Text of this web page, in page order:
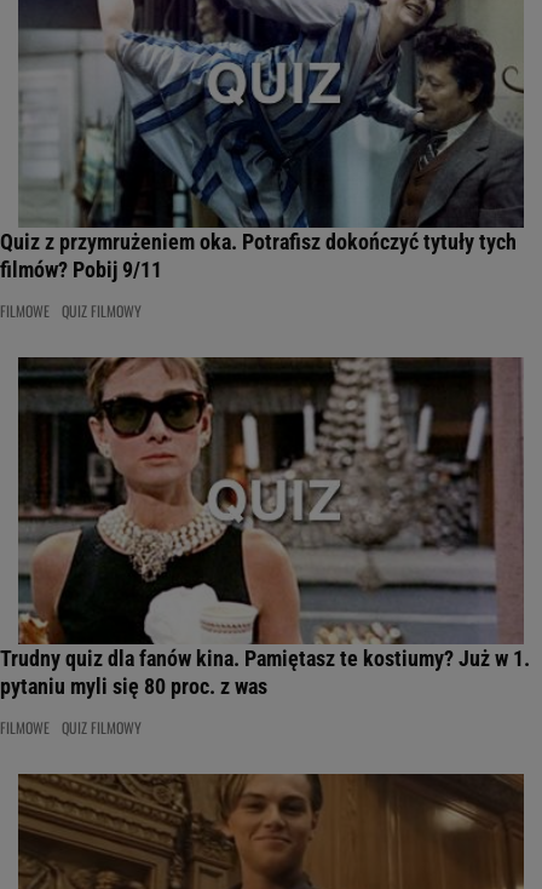
Quiz z przymrużeniem oka. Potrafisz dokończyć tytuły tych
filmów? Pobij 9/11
FILMOWE QUIZ FILMOWY
Trudny quiz dla fanów kina. Pamiętasz te kostiumy? Już w 1.
pytaniu myli się 80 proc. z was
FILMOWE QUIZ FILMOWY